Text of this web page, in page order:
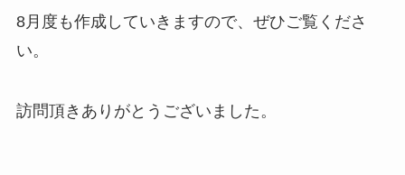
8月度も作成していきますので、ぜひご覧くださ
い。
訪問頂きありがとうございました。